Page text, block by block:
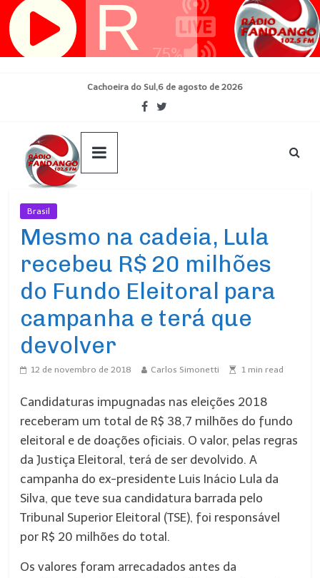
Pular
para
Cachoeira do Sul,6 de agosto de 2026
Brasil
Mesmo na cadeia, Lula
recebeu R$ 20 milhões
do Fundo Eleitoral para
campanha e terá que
devolver
12 de novembro de 2018 Carlos Simonetti 1 min read
Candidaturas impugnadas nas eleições 2018
receberam um total de R$ 38,7 milhões do fundo
eleitoral e de doações oficiais. O valor, pelas regras
da Justiça Eleitoral, terá de ser devolvido. A
campanha do ex-presidente Luis Inácio Lula da
Silva, que teve sua candidatura barrada pelo
Tribunal Superior Eleitoral (TSE), foi responsável
por R$ 20 milhões do total.
Os valores foram arrecadados antes da